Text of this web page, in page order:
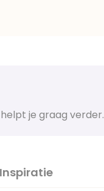
helpt je graag verder.
Inspiratie